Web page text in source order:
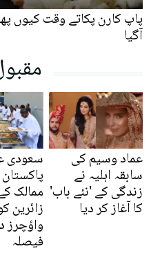
پاپ کارن پکاتے وقت کیوں
آگیا
عماد وسیم کی
سابقہ اہلیہ نے
زندگی کے 'نئے باب'
کا آغاز کر دیا
سعودی
ممالک
زائرین
واؤچرز
فیصلہ